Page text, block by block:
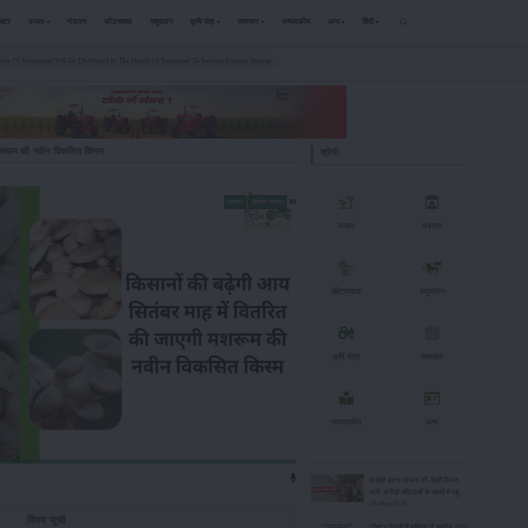
फसल भंडारण कीटनाशक पशुपालन कृषि यंत्र समाचार सम्पादकीय अन्य हिंदी
फसल भंडारण
कीटनाशक पशुपालन
कृषि यंत्र समाचार
सम्पादकीय अन्य
लाड़ली बहना योजना की 36वीं किस्त
जारी, करोड़ों महिलाओं के खातों में पहुंचे
1500 रुपये
16-May-2026